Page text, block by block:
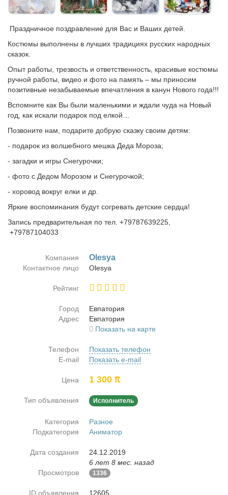
Праздничное поздравление для Вас и Ваших детей.
Костюмы выполнены в лучших традициях русских народных
сказок.
Опыт работы, трезвость и ответственность, красивые костюмы
ручной работы, видео и фото на память – мы приносим
позитивные незабываемые впечатления в канун Нового года!!!
Вспомните как Вы были маленькими и ждали чуда на Новый
год, как искали подарок под елкой…
Позвоните нам, подарите добрую сказку своим детям:
- подарок из волшебного мешка Деда Мороза;
- загадки и игры Снегурочки;
- фото с Дедом Морозом и Снегурочкой;
- хоровод вокруг елки и др.
Яркие воспоминания будут согревать детские сердца!
Запись предварительная по тел. +79787639225,
+79787104033
Компания Olesya
Контактное лицо Olesya
Рейтинг
Город
Ев­па­то­рия
Адрес
Ев­па­то­рия
Показать на карте
Телефон
Показать телефон
E-mail
Показать e-mail
Цена 1 300 ₶
Тип объявления Исполнитель
Категория
Разное
Подкатегория
Аниматор
Дата создания
24.12.2019
6 лет 8 мес. назад
Просмотров
1336
ID объявления 12605